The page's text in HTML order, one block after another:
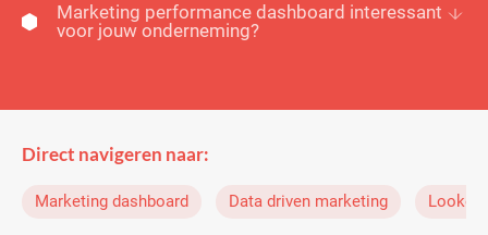
Marketing performance dashboard interessant
voor jouw onderneming?
Direct navigeren naar:
Marketing dashboard Data driven marketing Looker